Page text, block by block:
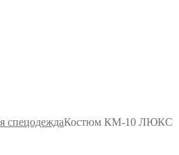
спецодеждаКостюм КМ-10 ЛЮКС